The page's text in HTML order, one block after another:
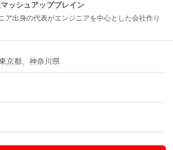
ッシュアップブレイン
ア出身の代表がエンジニアを中心とした会社作り
京都、神奈川県